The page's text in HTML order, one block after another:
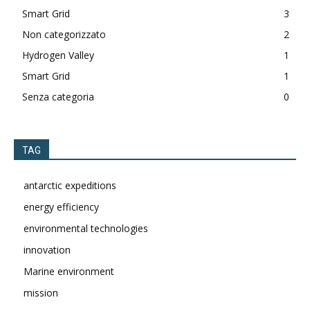
Smart Grid
3
Non categorizzato
2
Hydrogen Valley
1
Smart Grid
1
Senza categoria
0
TAG
antarctic expeditions
energy efficiency
environmental technologies
innovation
Marine environment
mission